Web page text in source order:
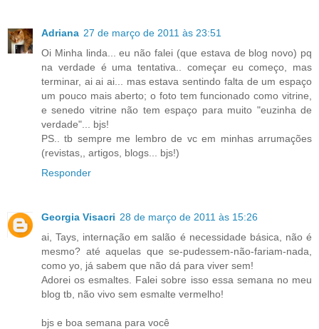
Adriana 27 de março de 2011 às 23:51
Oi Minha linda... eu não falei (que estava de blog novo) pq
na verdade é uma tentativa.. começar eu começo, mas
terminar, ai ai ai... mas estava sentindo falta de um espaço
um pouco mais aberto; o foto tem funcionado como vitrine,
e senedo vitrine não tem espaço para muito "euzinha de
verdade"... bjs!
PS.. tb sempre me lembro de vc em minhas arrumações
(revistas,, artigos, blogs... bjs!)
Responder
Georgia Visacri 28 de março de 2011 às 15:26
ai, Tays, internação em salão é necessidade básica, não é
mesmo? até aquelas que se-pudessem-não-fariam-nada,
como yo, já sabem que não dá para viver sem!
Adorei os esmaltes. Falei sobre isso essa semana no meu
blog tb, não vivo sem esmalte vermelho!
bjs e boa semana para você